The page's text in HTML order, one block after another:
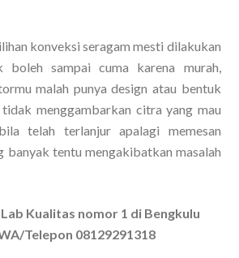
konveksi seragam mesti dilakukan
boleh sampai cuma karena murah,
malah punya design atau bentuk
tidak menggambarkan citra yang mau
telah terlanjur apalagi memesan
banyak tentu mengakibatkan masalah
Kualitas nomor 1 di Bengkulu
Telepon 08129291318